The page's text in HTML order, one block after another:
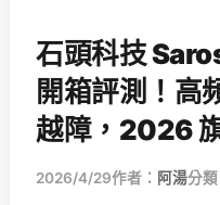
石頭科技
開箱評測！高
越障，2026
2026/4/29作者： 阿湯分類